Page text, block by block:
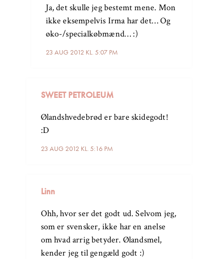
23 AUG 2012 KL. 5:07 PM
Ja, det skulle jeg bestemt mene. Mon
ikke eksempelvis Irma har det… Og
øko-/specialkøbmænd… :)
SWEET PETROLEUM
23 AUG 2012 KL. 5:16 PM
Ølandshvedebrød er bare skidegodt!
:D
Linn
Ohh, hvor ser det godt ud. Selvom jeg,
som er svensker, ikke har en anelse
om hvad arrig betyder. Ølandsmel,
kender jeg til gengæld godt :)